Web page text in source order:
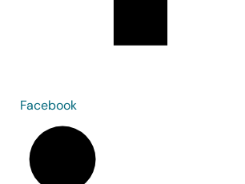
Facebook